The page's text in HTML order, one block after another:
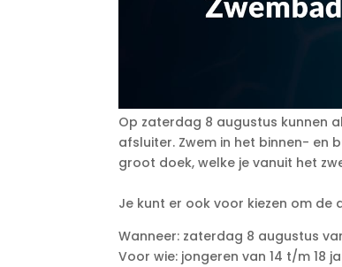
Op zaterdag 8 augustus kunnen
afsluiter. Zwem in het binnen- en
groot doek, welke je vanuit het
Je kunt er ook voor kiezen om
Wanneer: zaterdag 8 augustus
Voor wie: jongeren van 14 t/m 18